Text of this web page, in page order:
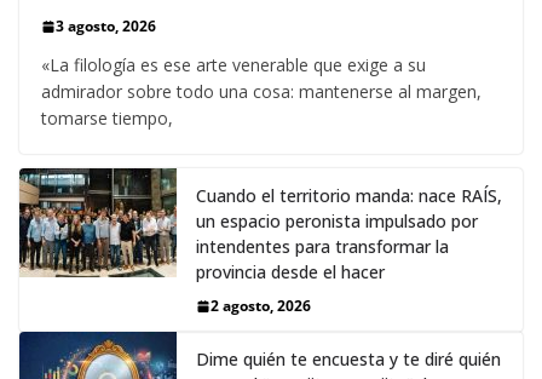
3 agosto, 2026
«La filología es ese arte venerable que exige a su
admirador sobre todo una cosa: mantenerse al margen,
tomarse tiempo,
Cuando el territorio manda: nace RAÍS,
un espacio peronista impulsado por
intendentes para transformar la
provincia desde el hacer
2 agosto, 2026
Dime quién te encuesta y te diré quién